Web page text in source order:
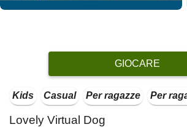
GIOCARE
Kids Casual Per ragazze Per
Lovely Virtual Dog